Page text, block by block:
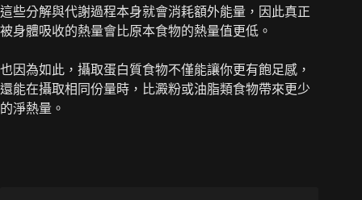
這些分解與代謝過程本身就會消耗額外能量，因此真正
被身體吸收的熱量會比原本食物的熱量值更低。
也因為如此，攝取蛋白質食物不僅能讓你更有飽足感，
還能在攝取相同份量時，比澱粉或油脂類食物帶來更少
的淨熱量。